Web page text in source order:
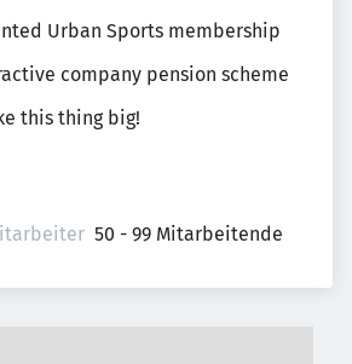
Urban Sports membership
company pension scheme
this thing big!
50 - 99 Mitarbeitende